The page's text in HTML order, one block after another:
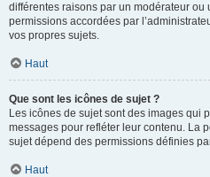
différentes raisons par un modérateur ou
permissions accordées par
vos propres sujets.
Haut
Que sont les icônes de sujet ?
Les icônes de sujet sont des images qui
messages pour refléter leur contenu. La
sujet dépend des permissions définies
Haut